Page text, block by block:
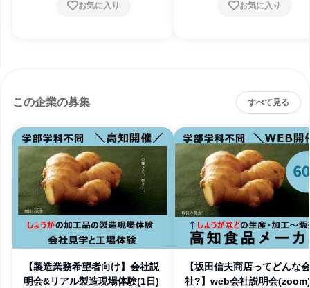
お気に入り お気に入り
この企業の募集 すべて見る
【製造業務希望者向け】会社説
明会&リアル製造現場体験(1日)
【坂田信夫商店ってどんな会
社?】web会社説明会(zoom)